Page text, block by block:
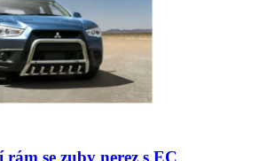
se zuby nerez s EC